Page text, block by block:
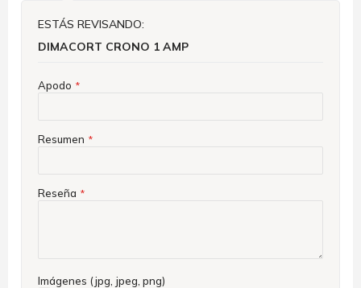
ESTÁS REVISANDO:
DIMACORT CRONO 1 AMP
Apodo
Resumen
Reseña
Imágenes (jpg, jpeg, png)